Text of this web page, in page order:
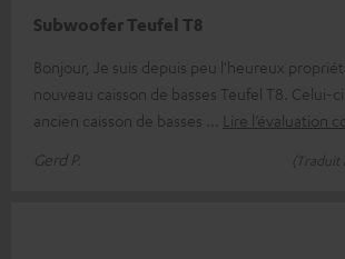
Subwoofer Teufel T8
Bonjour, Je suis depuis peu l'heureux
nouveau caisson de basses Teufel T8. Celui-
ancien caisson de basses
Lire l’évaluation
Gerd P.
(Traduit